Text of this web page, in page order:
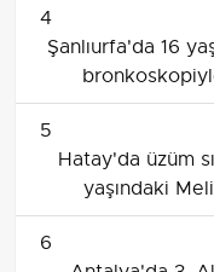
4
Şanlıurfa'da 16
5
Hatay'da üzüm
yaşındaki
6